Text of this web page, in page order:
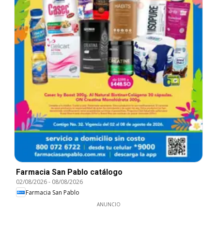
Farmacia San Pablo catálogo
02/08/2026- 08/08/2026
Farmacia San Pablo
ANUNCIO